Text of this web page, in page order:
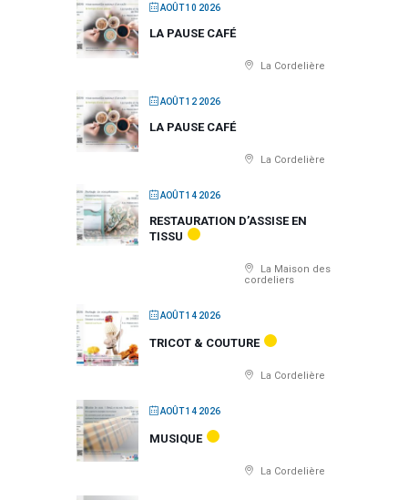
AOÛT 10 2026
LA PAUSE CAFÉ
La Cordelière
AOÛT 12 2026
LA PAUSE CAFÉ
La Cordelière
AOÛT 14 2026
RESTAURATION D’ASSISE EN
TISSU
La Maison des
cordeliers
AOÛT 14 2026
TRICOT & COUTURE
La Cordelière
AOÛT 14 2026
MUSIQUE
La Cordelière